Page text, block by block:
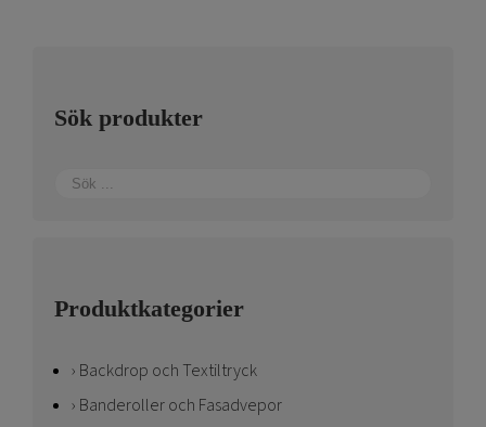
Sök produkter
Produktkategorier
Backdrop och Textiltryck
Banderoller och Fasadvepor